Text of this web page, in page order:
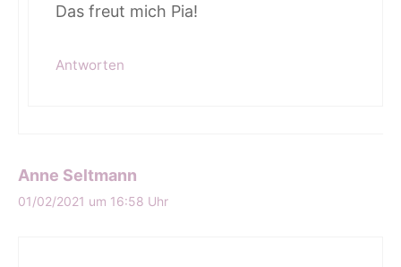
Das freut mich Pia!
Antworten
Anne Seltmann
01/02/2021 um 16:58 Uhr